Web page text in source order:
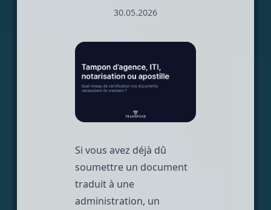
30.05.2026
Si vous avez déjà dû
soumettre un document
traduit à une
administration, un